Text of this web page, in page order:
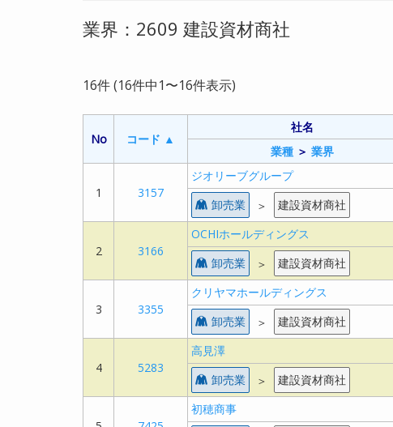
業界：2609 建設資材商社
16件 (16件中1〜16件表示)
コー
社名 売上高
経常利
益
ROE
業種 ＞業界
自己資本
比率
経常利
益率
ROA
市
ジオリーブグル
ープ
185,754 3,025 8.5%
＞
建
設
資
材
商
社
東
証
タ
No コード ▲
社名
業種 ＞ 業界
1 3157
ジオリーブグループ
卸売業
＞ 建設資材商社
2 3166
OCHIホールディングス
卸売業
＞ 建設資材商社
3 3355
クリヤマホールディングス
卸売業
＞ 建設資材商社
4 5283
高見澤
卸売業
＞ 建設資材商社
初穂商事
コー
社名 売上高
経常利
益
ROE
業種 ＞業界
自己資本
比率
経常利
益率
ROA
市
ジオリーブグル
ープ
185,754 3,025 8.5%
＞
建
設
資
材
商
社
東
証
タ
No コード ▲
社名
業種 ＞ 業界
1 3157
ジオリーブグループ
卸売業
＞ 建設資材商社
2 3166
OCHIホールディングス
卸売業
＞ 建設資材商社
3 3355
クリヤマホールディングス
卸売業
＞ 建設資材商社
4 5283
高見澤
卸売業
＞ 建設資材商社
初穂商事